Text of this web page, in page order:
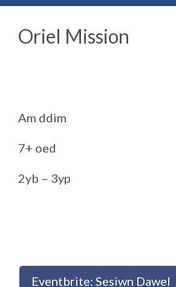
Oriel Mission
Am ddim
7+ oed
2yb – 3yp
Eventbrite: Sesiwn Dawel